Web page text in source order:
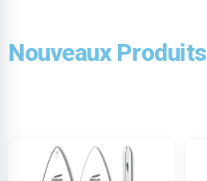
Nouveaux Produits